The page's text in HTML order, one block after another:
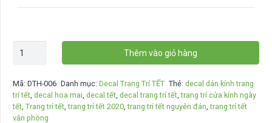
Combo
mặt
trang
trí
Thêm vào giỏ hàng
Mã: DTH-006 Danh mục:Decal Trang Trí TẾT Thẻ:decal dán kính trang
trí tết decal hoa mai decal tết decal trang trí tết ,trang trí cửa kính ngày
tết Trang trí tết ,trang trí tết 2020 ,trang trí tết nguyên đán ,trang trí tết
văn phòng